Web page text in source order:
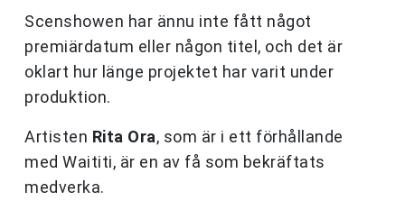
Scenshowen har ännu inte fått något
premiärdatum eller någon titel, och det är
oklart hur länge projektet har varit under
produktion.
Artisten Rita Ora, som är i ett förhållande
med Waititi, är en av få som bekräftats
medverka.